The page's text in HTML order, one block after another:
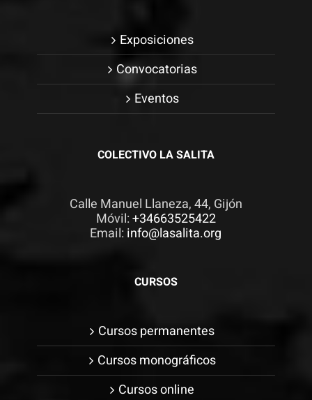
Exposiciones
Convocatorias
Eventos
COLECTIVO LA SALITA
Calle Manuel Llaneza, 44, Gijón
Móvil:+34663525422
Email: info@lasalita.org
CURSOS
Cursos permanentes
Cursos monográficos
Cursos online